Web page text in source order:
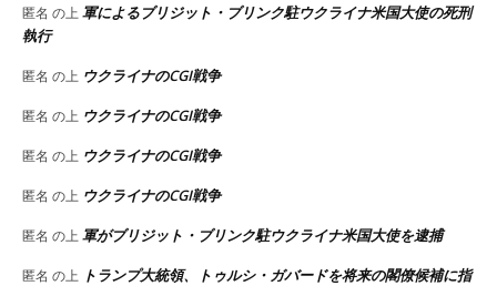
匿名 の上 軍によるブリジット・ブリンク駐ウクライナ米国大使の死刑
執行
匿名 の上 ウクライナのCGI戦争
匿名 の上 ウクライナのCGI戦争
匿名 の上 ウクライナのCGI戦争
匿名 の上 ウクライナのCGI戦争
匿名 の上 軍がブリジット・ブリンク駐ウクライナ米国大使を逮捕
匿名 の上 トランプ大統領、トゥルシ・ガバードを将来の閣僚候補に指